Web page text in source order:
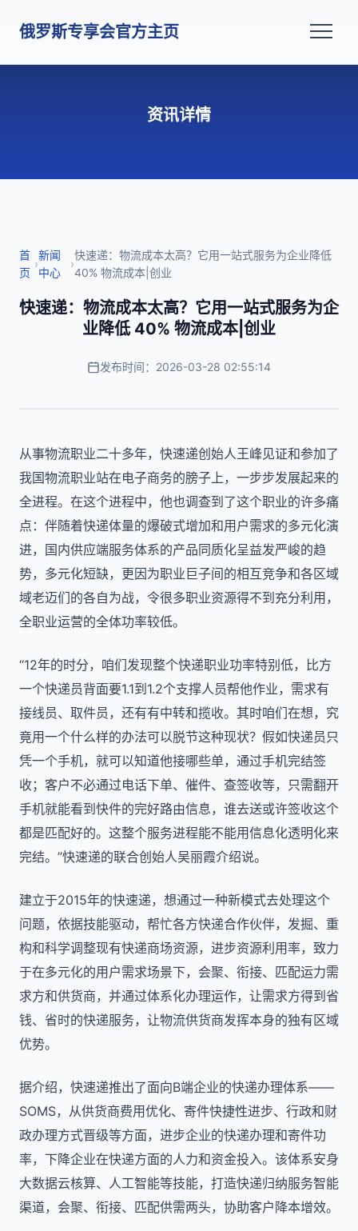
俄罗斯专享会官方主页
资讯详情
首
页
›
新闻
中心
›
快速递：物流成本太高？它用一站式服务为企业降低
40% 物流成本|创业
快速递：物流成本太高？它用一站式服务为企
业降低 40% 物流成本|创业
发布时间：2026-03-28 02:55:14
从事物流职业二十多年，快速递创始人王峰见证和参加了
我国物流职业站在电子商务的膀子上，一步步发展起来的
全进程。在这个进程中，他也调查到了这个职业的许多痛
点：伴随着快递体量的爆破式增加和用户需求的多元化演
进，国内供应端服务体系的产品同质化呈益发严峻的趋
势，多元化短缺，更因为职业巨子间的相互竞争和各区域
域老迈们的各自为战，令很多职业资源得不到充分利用，
全职业运营的全体功率较低。
“12年的时分，咱们发现整个快递职业功率特别低，比方
一个快递员背面要1.1到1.2个支撑人员帮他作业，需求有
接线员、取件员，还有有中转和揽收。其时咱们在想，究
竟用一个什么样的办法可以脱节这种现状？假如快递员只
凭一个手机，就可以知道他接哪些单，通过手机完结签
收；客户不必通过电话下单、催件、查签收等，只需翻开
手机就能看到快件的完好路由信息，谁去送或许签收这个
都是匹配好的。这整个服务进程能不能用信息化透明化来
完结。”快速递的联合创始人吴丽霞介绍说。
建立于2015年的快速递，想通过一种新模式去处理这个
问题，依据技能驱动，帮忙各方快递合作伙伴，发掘、重
构和科学调整现有快递商场资源，进步资源利用率，致力
于在多元化的用户需求场景下，会聚、衔接、匹配运力需
求方和供货商，并通过体系化办理运作，让需求方得到省
钱、省时的快递服务，让物流供货商发挥本身的独有区域
优势。
据介绍，快速递推出了面向B端企业的快递办理体系——
SOMS，从供货商费用优化、寄件快捷性进步、行政和财
政办理方式晋级等方面，进步企业的快递办理和寄件功
率，下降企业在快递方面的人力和资金投入。该体系安身
大数据云核算、人工智能等技能，打造快递归纳服务智能
渠道，会聚、衔接、匹配供需两头，协助客户降本增效。